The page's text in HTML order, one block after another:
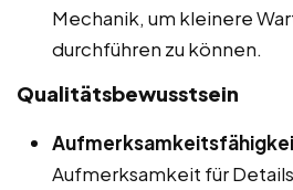
Mechanik, um kleinere
durchführen zu können.
Qualitätsbewusstsein
Aufmerksamkeit für